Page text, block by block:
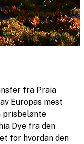
fra Praia
Europas mest
prisbelønte
Dye fra den
for hvordan den